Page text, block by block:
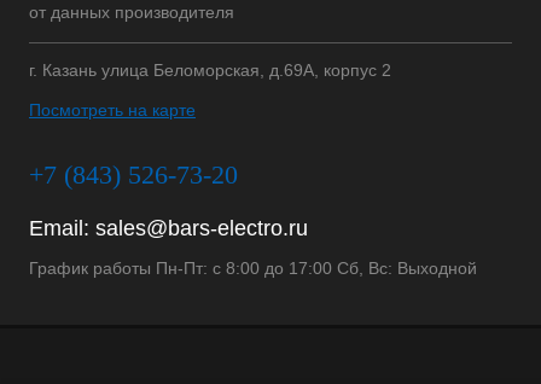
от данных производителя
г. Казань улица Беломорская, д.69А, корпус 2
Посмотреть на карте
+7 (843) 526-73-20
Email: sales@bars-electro.ru
График работы Пн-Пт: с 8:00 до 17:00 Сб, Вс: Выходной